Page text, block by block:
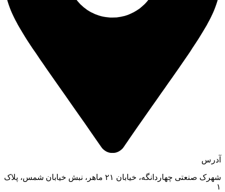
آدرس
شهرک صنعتی چهاردانگه، خیابان ۲۱ ماهر، نبش خیابان شمس، پلاک
۱